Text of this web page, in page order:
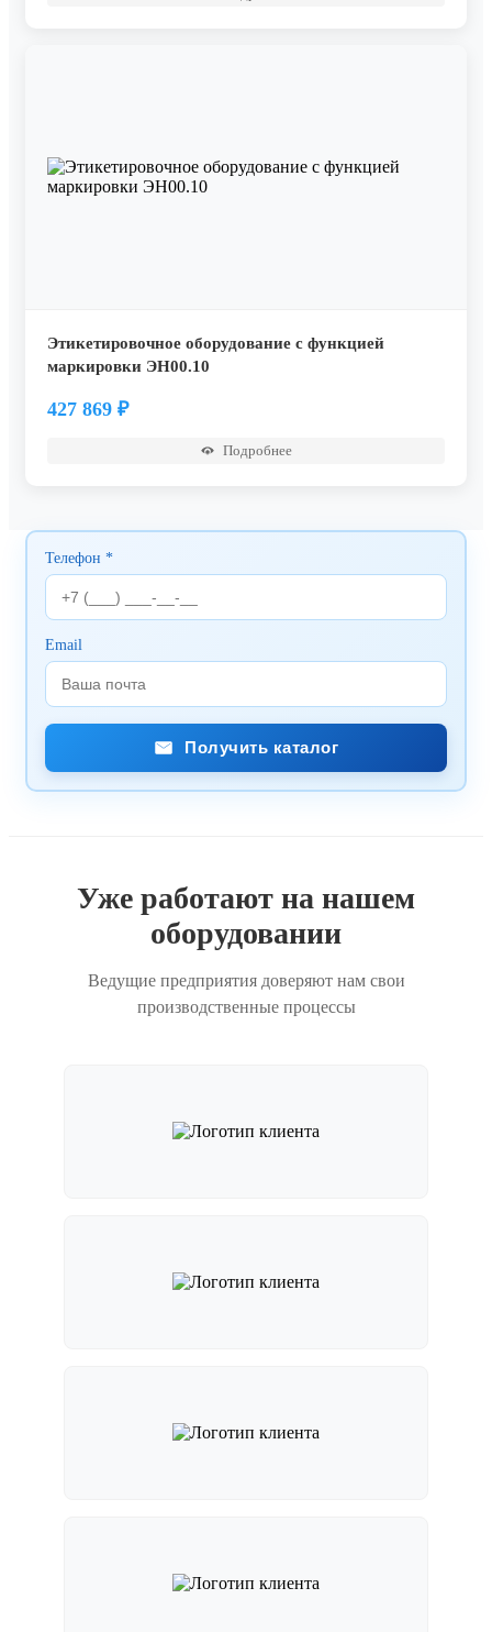
Этикетировочное оборудование с функцией
маркировки ЭН00.10
427 869 ₽
Подробнее
Телефон *
Email
Получить каталог
Уже работают на нашем
оборудовании
Ведущие предприятия доверяют нам свои
производственные процессы